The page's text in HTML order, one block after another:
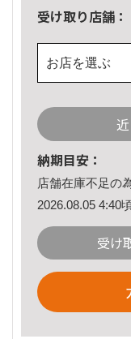
受け取り店舗：
お店を選ぶ
納期目安：
店舗在庫不足の
2026.08.05 4:40
受け